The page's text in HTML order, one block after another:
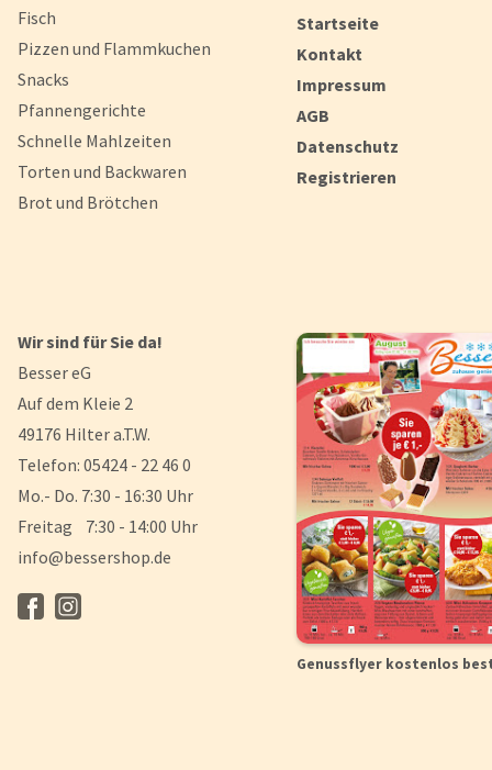
Fisch
Pizzen und Flammkuchen
Snacks
Pfannengerichte
Schnelle Mahlzeiten
Torten und Backwaren
Brot und Brötchen
Startseite
Kontakt
Impressum
AGB
Datenschutz
Registrieren
Wir sind für Sie da!
Besser eG
Auf dem Kleie 2
49176 Hilter a.T.W.
Telefon: 05424 - 22 46 0
Mo.- Do. 7:30 - 16:30 Uhr
Freitag 7:30 - 14:00 Uhr
info@bessershop.de
Genussflyer kostenlos